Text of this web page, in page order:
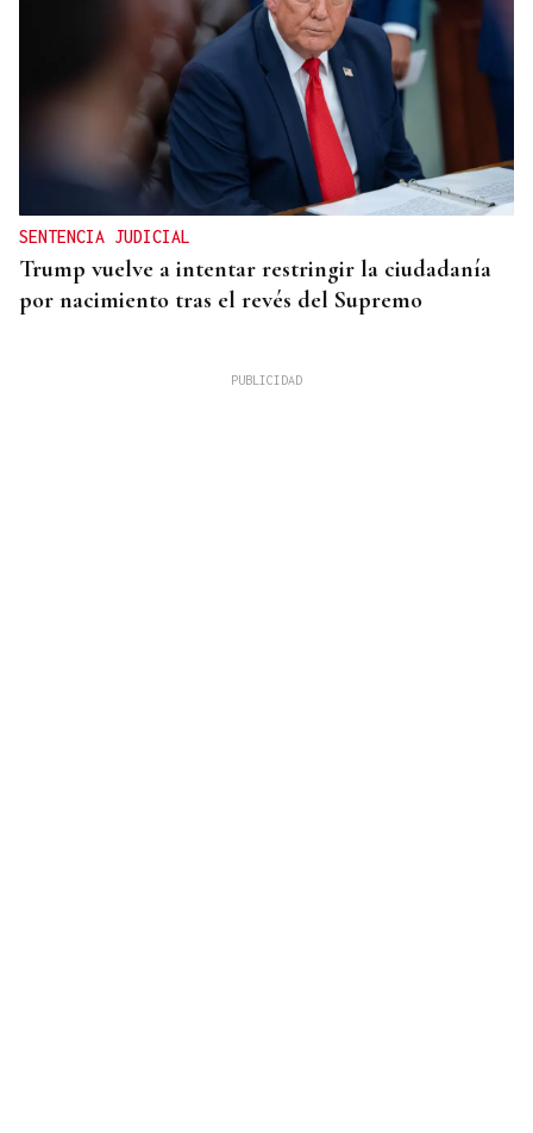
SENTENCIA JUDICIAL
Trump vuelve a intentar restringir la ciudadanía
por nacimiento tras el revés del Supremo